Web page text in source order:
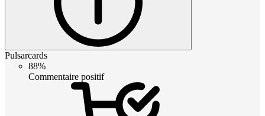
Pulsarcards
88%
Commentaire positif